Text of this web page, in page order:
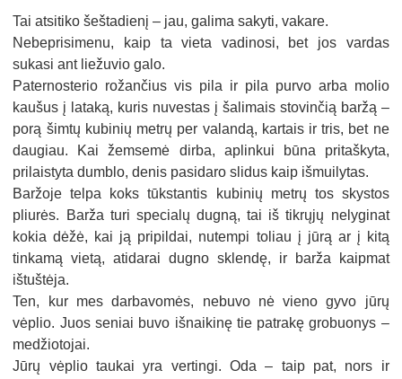
Tai atsitiko šeštadienį – jau, galima sakyti, vakare.
Nebeprisimenu, kaip ta vieta vadinosi, bet jos vardas
sukasi ant liežuvio galo.
Paternosterio rožančius vis pila ir pila purvo arba molio
kaušus į lataką, kuris nuvestas į šalimais stovinčią baržą –
porą šimtų kubinių metrų per valandą, kartais ir tris, bet ne
daugiau. Kai žemsemė dirba, aplinkui būna pritaškyta,
prilaistyta dumblo, denis pasidaro slidus kaip išmuilytas.
Baržoje telpa koks tūkstantis kubinių metrų tos skystos
pliurės. Barža turi specialų dugną, tai iš tikrųjų nelyginat
kokia dėžė, kai ją pripildai, nutempi toliau į jūrą ar į kitą
tinkamą vietą, atidarai dugno sklendę, ir barža kaipmat
ištuštėja.
Ten, kur mes darbavomės, nebuvo nė vieno gyvo jūrų
vėplio. Juos seniai buvo išnaikinę tie patrakę grobuonys –
medžiotojai.
Jūrų vėplio taukai yra vertingi. Oda – taip pat, nors ir